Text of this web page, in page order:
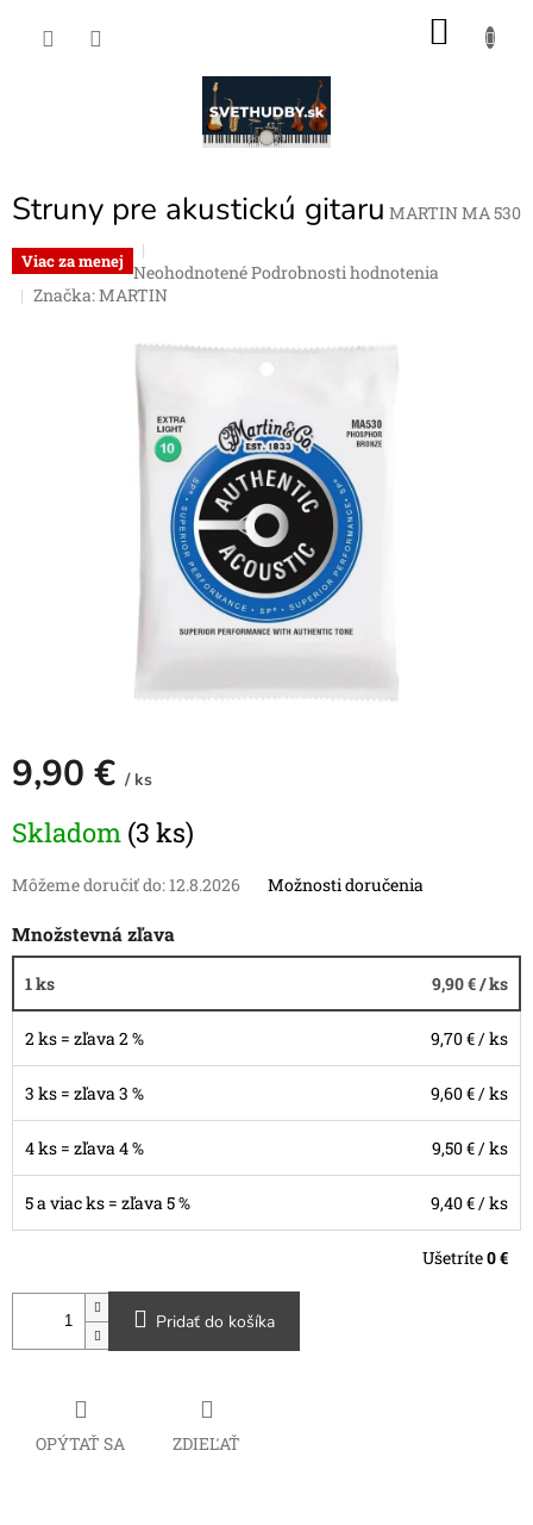
Struny pre akustickú gitaru MARTIN MA 530
Viac za menej Priemerné
hodnotenie
je
z
hviezdičiek.
NeohodnotenéPodrobnosti hodnotenia
Značka:MARTIN
9,90 € / ks
cena:
Skladom (3 ks)
Môžeme doručiť do: 12.8.2026 Možnosti doručenia
Množstevná zľava
1 ks 9,90 €/ ks
2 ks = zľava 2 % 9,70 €/ ks
3 ks = zľava 3 % 9,60 €/ ks
4 ks = zľava 4 % 9,50 €/ ks
5 a viac ks = zľava 5 % 9,40 €/ ks
Ušetríte0 €
Pridať do košíka
OPÝTAŤ SA ZDIEĽAŤ